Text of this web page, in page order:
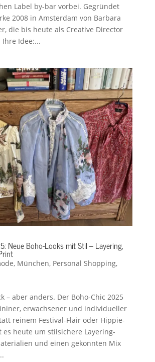
Label by-bar vorbei. Gegründet
2008 in Amsterdam von Barbara
die bis heute als Creative Director
Idee:...
Neue Boho-Looks mit Stil – Layering,
, München, Personal Shopping,
– aber anders. Der Boho-Chic 2025
erwachsener und individueller
reinem Festival-Flair oder Hippie-
es heute um stilsichere Layering-
und einen gekonnten Mix